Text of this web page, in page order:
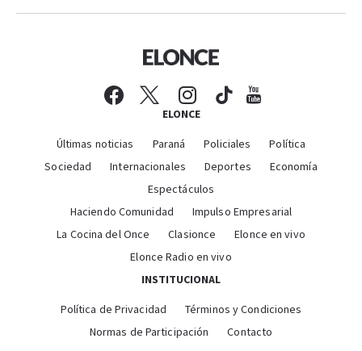
ELONCE
Últimas noticias Paraná Policiales
Política
Sociedad
Internacionales Deportes
Economía
Espectáculos
Haciendo Comunidad
Impulso Empresarial
La Cocina del Once
Clasionce
Elonce en vivo
Elonce Radio en vivo
INSTITUCIONAL
Política de Privacidad
Términos y Condiciones
Normas de Participación
Contacto